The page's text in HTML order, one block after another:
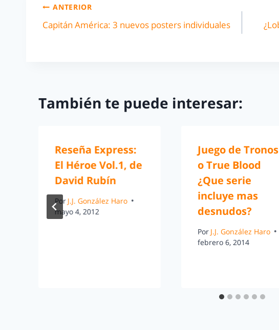
ANTERIOR
Capitán América: 3 nuevos posters individuales
También te puede interesar:
Reseña Express:
El Héroe Vol.1, de
David Rubín
PorJ.J. González Haro
mayo 4, 2012
Juego de Tronos
o True Blood
¿Que serie
incluye mas
desnudos?
Por J.J. González Haro
febrero 6, 2014